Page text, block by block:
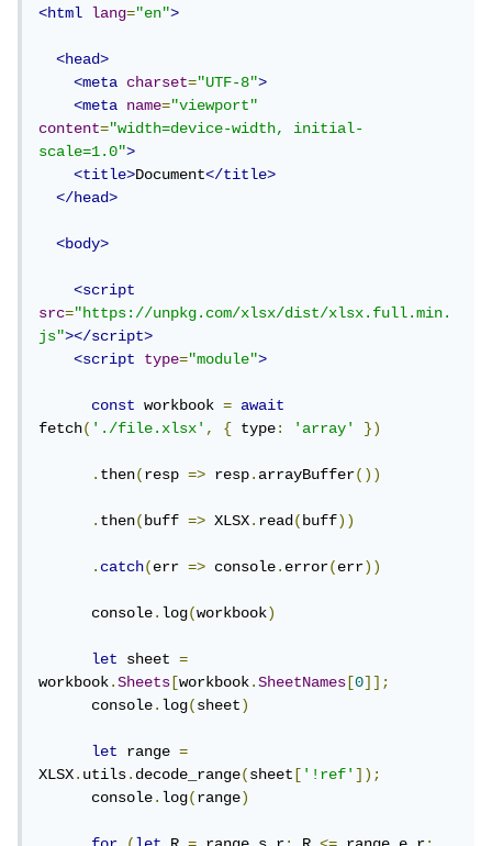
<html
lang="en">
<head>
<meta
charset="UTF-8">
<meta
name="viewport"
content="width=device-width, initial-
scale=1.0">
<title>Document</title>
</head>
<body>
<script
src="https://unpkg.com/xlsx/dist/xlsx.full.min.
js"></script>
<script
type="module">
const workbook =
await
fetch('./file.xlsx', { type: 'array' })
.then(resp => resp.arrayBuffer())
.then(buff => XLSX.read(buff))
.catch(err => console.error(err))
      console
.log(workbook)
let sheet =
workbook.Sheets [workbook.SheetNames [0]];
      console
.log(sheet)
let range =
XLSX.utils.decode_range(sheet ['!ref']);
      console
.log(range)